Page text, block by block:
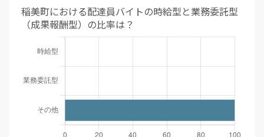
2023年05月は1,350円、2023年06月は1,400円、2023年07月は
1,060円、2023年08月は1,060円、2023年09月は1,060円、2023年
10月は1,200円、2023年11月は1,155円、2023年12月は1,155円、
2024年01月は1,155円、2024年02月は1,020円、2024年03月は
06月は1,020円、2024年07月は1,020円、2024年08月は1,020円、
02月は1,060円、2025年03月は1,060円、2025年04月は1,400円、
1,350円、2025年08月は1,382円、2025年09月は1,300円、2025年
10月は1,116円、2025年11月は1,116円、2025年12月は1,200円、
2026年01月は1,350円、2026年02月は1,446円、2026年03月は
1,370円、2026年04月は1,200円、2026年05月は1,260円、2026年
稲美町における配達員バイトの時給型と業務委託型
（成果報酬型）の比率は？